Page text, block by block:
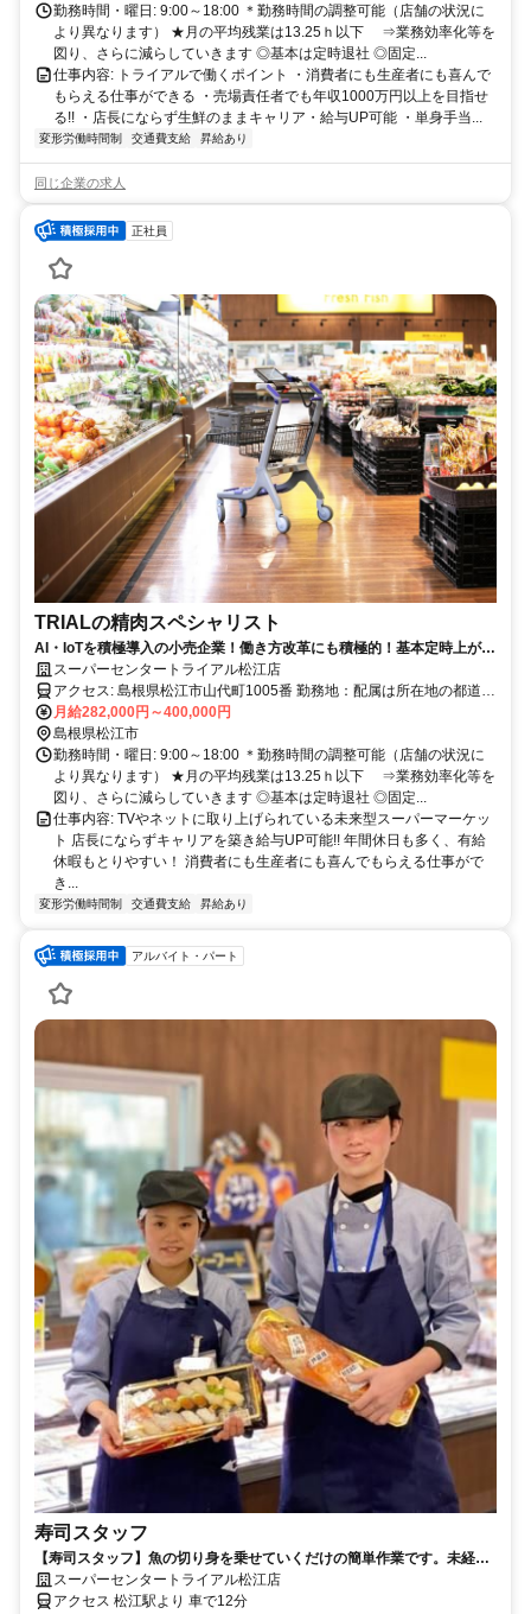
勤務時間・曜日: 9:00～18:00 ＊勤務時間の調整可能（店舗の状況に
より異なります） ★月の平均残業は13.25ｈ以下 ⇒業務効率化等を
図り、さらに減らしていきます ◎基本は定時退社 ◎固定...
仕事内容: トライアルで働くポイント ・消費者にも生産者にも喜んで
もらえる仕事ができる ・売場責任者でも年収1000万円以上を目指せ
る!! ・店長にならず生鮮のままキャリア・給与UP可能 ・単身手当...
変形労働時間制 交通費支給 昇給あり
同じ企業の求人
正社員
TRIALの精肉スペシャリスト
AI・IoTを積極導入の小売企業！働き方改革にも積極的！基本定時上が
り！スーパーセンタートライアル松江店
アクセス: 島根県松江市山代町1005番 勤務地：配属は所在地の都道府
県 ※初任地は最寄りの店舗又は希望エリアを優先し配属します。 ※
エリア内勤務または全国勤務いずれか希望を選択できます。
月給282,000円～400,000円
島根県松江市
勤務時間・曜日: 9:00～18:00 ＊勤務時間の調整可能（店舗の状況に
より異なります） ★月の平均残業は13.25ｈ以下 ⇒業務効率化等を
図り、さらに減らしていきます ◎基本は定時退社 ◎固定...
仕事内容: TVやネットに取り上げられている未来型スーパーマーケッ
ト 店長にならずキャリアを築き給与UP可能!! 年間休日も多く、有給
休暇もとりやすい！ 消費者にも生産者にも喜んでもらえる仕事がで
き...
変形労働時間制 交通費支給 昇給あり
アルバイト・パート
寿司スタッフ
【寿司スタッフ】魚の切り身を乗せていくだけの簡単作業です。未経験
者大歓迎！
スーパーセンタートライアル松江店
アクセス 松江駅より 車で12分